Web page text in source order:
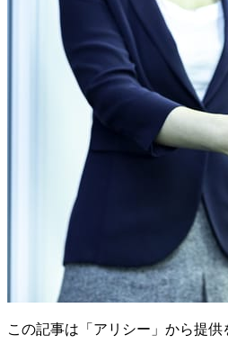
この記事は「アリシー」から提